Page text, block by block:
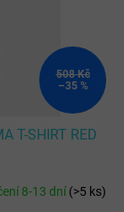
508 Kč
–35 %
T-SHIRT RED
8-13 dní(>5 ks)